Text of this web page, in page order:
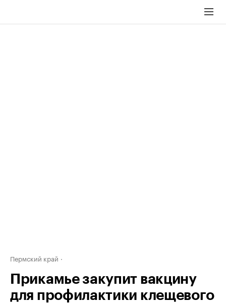
Пермский край
Прикамье закупит вакцину
для профилактики клещевого